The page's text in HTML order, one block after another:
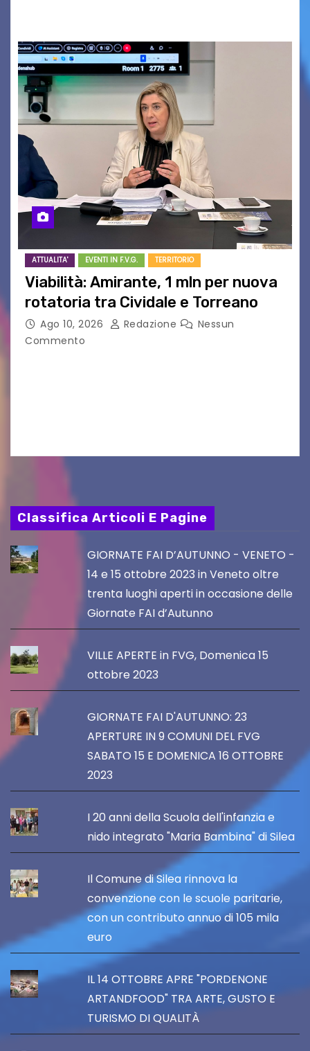
ATTUALITA' EVENTI IN F.V.G. TERRITORIO
Viabilità: Amirante, 1 mln per nuova
rotatoria tra Cividale e Torreano
Ago 10, 2026 Redazione
Nessun
Commento
Classifica Articoli E Pagine
GIORNATE FAI D’AUTUNNO - VENETO -
14 e 15 ottobre 2023 in Veneto oltre
trenta luoghi aperti in occasione delle
Giornate FAI d’Autunno
VILLE APERTE in FVG, Domenica 15
ottobre 2023
GIORNATE FAI D'AUTUNNO: 23
APERTURE IN 9 COMUNI DEL FVG
SABATO 15 E DOMENICA 16 OTTOBRE
2023
I 20 anni della Scuola dell'infanzia e
nido integrato "Maria Bambina" di Silea
Il Comune di Silea rinnova la
convenzione con le scuole paritarie,
con un contributo annuo di 105 mila
euro
IL 14 OTTOBRE APRE "PORDENONE
ARTANDFOOD" TRA ARTE, GUSTO E
TURISMO DI QUALITÀ